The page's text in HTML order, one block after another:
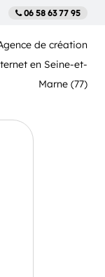
06 58 63 77 95